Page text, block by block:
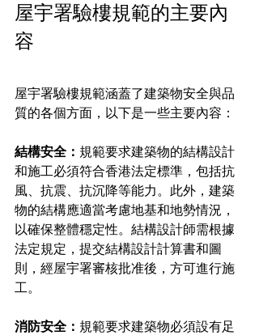
屋宇署驗樓規範的主要內
容
屋宇署驗樓規範涵蓋了建築物安全與品
質的各個方面，以下是一些主要內容：
結構安全： 規範要求建築物的結構設計
和施工必須符合香港法定標準，包括抗
風、抗震、抗沉降等能力。此外，建築
物的結構應適當考慮地基和地勢情況，
以確保整體穩定性。結構設計師需根據
法定規定，提交結構設計計算書和圖
則，經屋宇署審核批准後，方可進行施
工。
消防安全： 規範要求建築物必須設有足